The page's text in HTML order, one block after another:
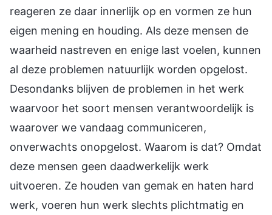
reageren ze daar innerlijk op en vormen ze hun
eigen mening en houding. Als deze mensen de
waarheid nastreven en enige last voelen, kunnen
al deze problemen natuurlijk worden opgelost.
Desondanks blijven de problemen in het werk
waarvoor het soort mensen verantwoordelijk is
waarover we vandaag communiceren,
onverwachts onopgelost. Waarom is dat? Omdat
deze mensen geen daadwerkelijk werk
uitvoeren. Ze houden van gemak en haten hard
werk, voeren hun werk slechts plichtmatig en